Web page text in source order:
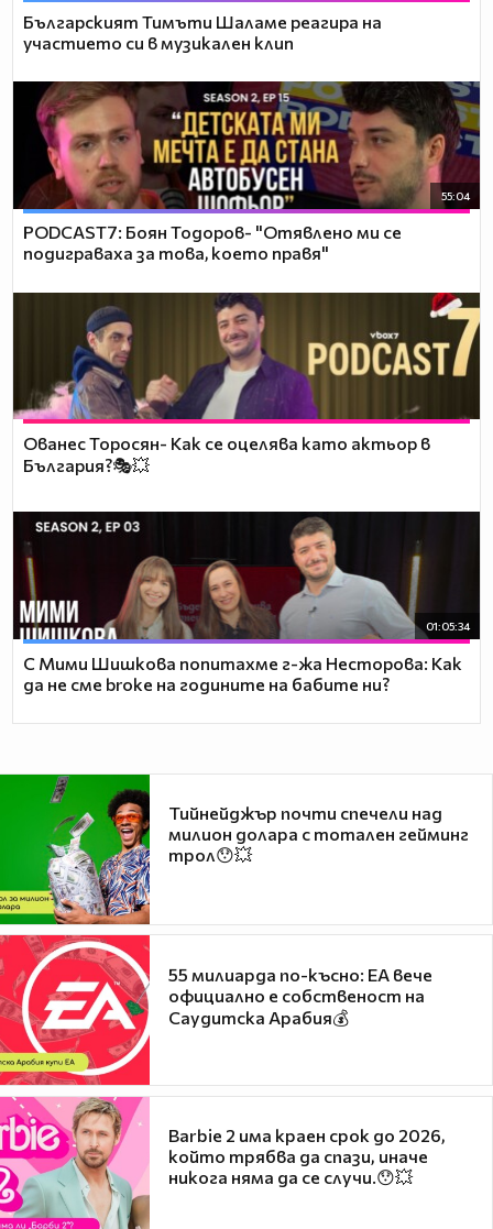
Българският Тимъти Шаламе реагира на
участието си в музикален клип
55:04
PODCAST7: ‪Боян Тодоров- "Отявлено ми се
подиграваха за това, което правя"
Ованес Торосян- Как се оцелява като актьор в
България?🎭💥
01:05:34
С Мими Шишкова попитахме г-жа Несторова: Как
да не сме broke на годините на бабите ни?
Тийнейджър почти спечели над
милион долара с тотален гейминг
трол😯💥
55 милиарда по-късно: EA вече
официално е собственост на
Саудитска Арабия💰
Barbie 2 има краен срок до 2026,
който трябва да спази, иначе
никога няма да се случи.😯💥